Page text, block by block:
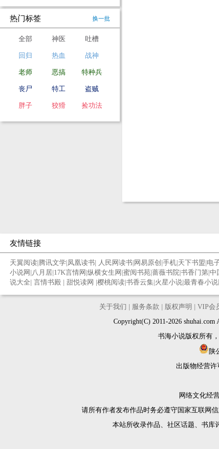
热门标签 换一批
全部 神医 吐槽
回归 热血 战神
老师 恶搞 特种兵
丧尸 特工 盗贼
胖子 狡猾 捡功法
友情链接
天翼阅读 腾讯文学 凤凰读书 人民网读书 网易原创 手机 天下书盟 电
小说网 八月居 17K言情网 纵横女生网 蜜阅书苑 蔷薇书院 书香门第 中
说大全 言情书殿 甜悦读网 樱桃阅读 书香云集 火星小说 最青春小
关于我们 服务条款 版权声明
VIP会
Copyright(C) 2011-2026
书海小说版权所有
陕
出版物经营许
网络文化经
请所有作者发布作品时务必遵守国家互联网
本站所收录作品、社区话题、书库